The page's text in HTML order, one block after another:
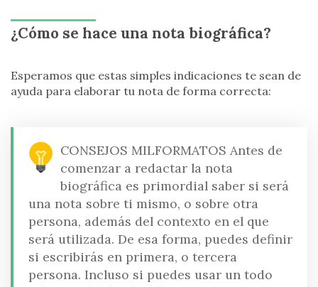
¿Cómo se hace una nota biográfica?
Esperamos que estas simples indicaciones te sean de
ayuda para elaborar tu nota de forma correcta:
CONSEJOS MILFORMATOS Antes de
comenzar a redactar la nota
biográfica es primordial saber si será
una nota sobre ti mismo, o sobre otra
persona, además del contexto en el que
será utilizada. De esa forma, puedes definir
si escribirás en primera, o tercera
persona. Incluso si puedes usar un todo